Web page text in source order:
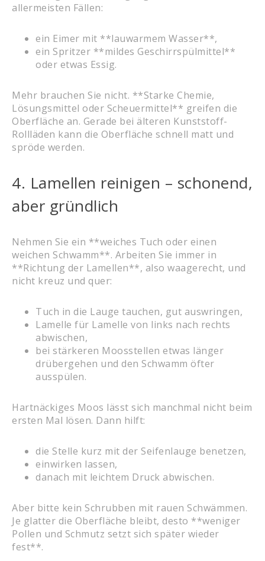
allermeisten Fällen:
ein Eimer mit **lauwarmem Wasser**,
ein Spritzer **mildes Geschirrspülmittel**
oder etwas Essig.
Mehr brauchen Sie nicht. **Starke Chemie,
Lösungsmittel oder Scheuermittel** greifen die
Oberfläche an. Gerade bei älteren Kunststoff-
Rollläden kann die Oberfläche schnell matt und
spröde werden.
4. Lamellen reinigen – schonend,
aber gründlich
Nehmen Sie ein **weiches Tuch oder einen
weichen Schwamm**. Arbeiten Sie immer in
**Richtung der Lamellen**, also waagerecht, und
nicht kreuz und quer:
Tuch in die Lauge tauchen, gut auswringen,
Lamelle für Lamelle von links nach rechts
abwischen,
bei stärkeren Moosstellen etwas länger
drübergehen und den Schwamm öfter
ausspülen.
Hartnäckiges Moos lässt sich manchmal nicht beim
ersten Mal lösen. Dann hilft:
die Stelle kurz mit der Seifenlauge benetzen,
einwirken lassen,
danach mit leichtem Druck abwischen.
Aber bitte kein Schrubben mit rauen Schwämmen.
Je glatter die Oberfläche bleibt, desto **weniger
Pollen und Schmutz setzt sich später wieder
fest**.